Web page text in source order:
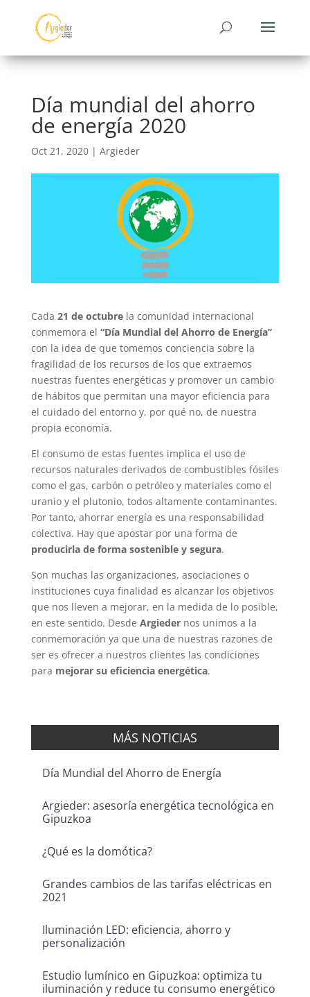
Día mundial del ahorro
de energía 2020
Oct 21, 2020| Argieder
Cada 21 de octubrela comunidad internacional
conmemora el “Día Mundial del Ahorro de Energía”
con la idea de que tomemos conciencia sobre la
fragilidad de los recursos de los que extraemos
nuestras fuentes energéticas y promover un cambio
de hábitos que permitan una mayor eficiencia para
el cuidado del entorno y, por qué no, de nuestra
propia economía.
El consumo de estas fuentes implica el uso de
recursos naturales derivados de combustibles fósiles
como el gas, carbón o petróleo y materiales como el
uranio y el plutonio, todos altamente contaminantes.
Por tanto, ahorrar energía es una responsabilidad
colectiva. Hay que apostar por una forma de
producirla de forma sostenible y segura.
Son muchas las organizaciones, asociaciones o
instituciones cuya finalidad es alcanzar los objetivos
que nos lleven a mejorar, en la medida de lo posible,
en este sentido. Desde Argiedernos unimos a la
conmemoración ya que una de nuestras razones de
ser es ofrecer a nuestros clientes las condiciones
para mejorar su eficiencia energética.
MÁS NOTICIAS
Día Mundial del Ahorro de Energía
Argieder: asesoría energética tecnológica en
Gipuzkoa
¿Qué es la domótica?
Grandes cambios de las tarifas eléctricas en
2021
Iluminación LED: eficiencia, ahorro y
personalización
Estudio lumínico en Gipuzkoa: optimiza tu
iluminación y reduce tu consumo energético